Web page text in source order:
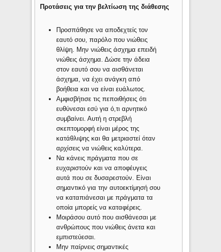
Προτάσεις για την βελτίωση της διάθεσης
Προσπάθησε να αποδεχτείς τον
εαυτό σου, παρόλο που νιώθεις
θλίψη. Μην νιώθεις άσχημα επειδή
νιώθεις άσχημα. Δώσε την άδεια
στον εαυτό σου να αισθάνεται
άσχημα, να έχει ανάγκη από
βοήθεια και να είναι ευάλωτος.
Αμφισβήτισε τις πεποιθήσεις ότι
ευθύνεσαι εσύ για ό,τι αρνητικό
συμβαίνει. Αυτή η στρεβλή
σκεπτομορφή είναι μέρος της
κατάθλιψης και θα μετριαστεί όταν
αρχίσεις να νιώθεις καλύτερα.
Να κάνεις πράγματα που σε
ευχαριστούν και να αποφέυγεις
αυτά που σε δυσαρεστούν. Είναι
σημαντικό για την αυτοεκτίμησή σου
να καταπιάνεσαι με πράγματα τα
οποία μπορείς να καταφέρεις.
Μοιράσου αυτό που αισθάνεσαι με
ανθρώπους που νιώθεις άνετα και
εμπιστεύεσαι.
Μην παίρνεις σημαντικές